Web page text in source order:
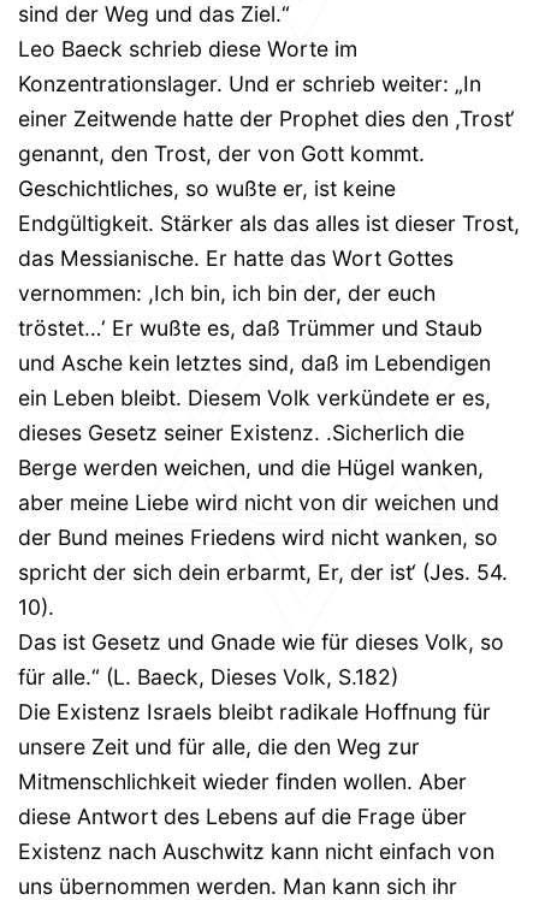
sind der Weg und das Ziel.“
Leo Baeck schrieb diese Worte im
Konzentrationslager. Und er schrieb weiter: „In
einer Zeitwende hatte der Prophet dies den ,Trost‘
genannt, den Trost, der von Gott kommt.
Geschichtliches, so wußte er, ist keine
Endgültigkeit. Stärker als das alles ist dieser Trost,
das Messianische. Er hatte das Wort Gottes
vernommen: ,Ich bin, ich bin der, der euch
tröstet…‘ Er wußte es, daß Trümmer und Staub
und Asche kein letztes sind, daß im Lebendigen
ein Leben bleibt. Diesem Volk verkündete er es,
dieses Gesetz seiner Existenz. .Sicherlich die
Berge werden weichen, und die Hügel wanken,
aber meine Liebe wird nicht von dir weichen und
der Bund meines Friedens wird nicht wanken, so
spricht der sich dein erbarmt, Er, der ist‘ (Jes. 54.
10).
Das ist Gesetz und Gnade wie für dieses Volk, so
für alle.“ (L. Baeck, Dieses Volk, S.182)
Die Existenz Israels bleibt radikale Hoffnung für
unsere Zeit und für alle, die den Weg zur
Mitmenschlichkeit wieder finden wollen. Aber
diese Antwort des Lebens auf die Frage über
Existenz nach Auschwitz kann nicht einfach von
uns übernommen werden. Man kann sich ihr